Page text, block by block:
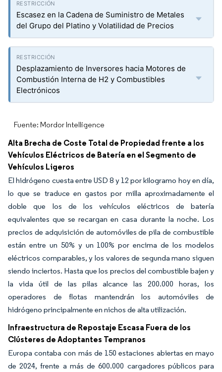
Escasez en la Cadena de Suministro de Metales
del Grupo del Platino y Volatilidad de Precios
Desplazamiento de Inversores hacia Motores de
Combustión Interna de H2 y Combustibles
Electrónicos
Fuente: Mordor Intelligence
Alta Brecha de Coste Total de Propiedad frente a los
Vehículos Eléctricos de Batería en el Segmento de
Vehículos Ligeros
El hidrógeno cuesta entre USD 8 y 12 por kilogramo hoy en día,
lo que se traduce en gastos por milla aproximadamente el
doble que los de los vehículos eléctricos de batería
equivalentes que se recargan en casa durante la noche. Los
precios de adquisición de automóviles de pila de combustible
están entre un 50% y un 100% por encima de los modelos
eléctricos comparables, y los valores de segunda mano siguen
siendo inciertos. Hasta que los precios del combustible bajen y
la vida útil de las pilas alcance las 200.000 horas, los
operadores de flotas mantendrán los automóviles de
hidrógeno principalmente en nichos de alta utilización.
Infraestructura de Repostaje Escasa Fuera de los
Clústeres de Adoptantes Tempranos
Europa contaba con más de 150 estaciones abiertas en mayo
de 2024, frente a más de 600.000 cargadores públicos para